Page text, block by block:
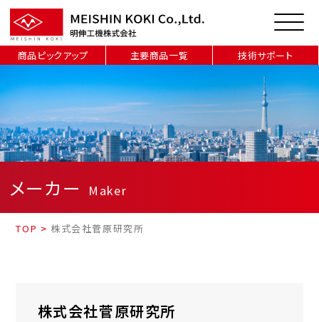
商品ピックアップ 主要商品一覧 技術サポート
メーカー Maker
TOP > 株式会社菅原研究所
株式会社菅原研究所